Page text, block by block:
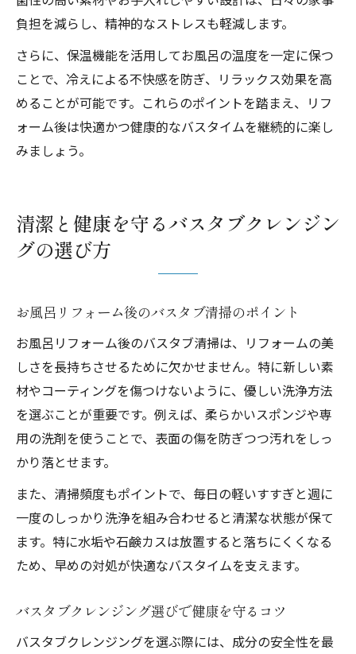
負担を減らし、精神的なストレスも軽減します。
さらに、保温機能を活用してお風呂の温度を一定に保つ
ことで、冷えによる不快感を防ぎ、リラックス効果を高
めることが可能です。これらのポイントを踏まえ、リフ
ォーム後は快適かつ健康的なバスタイムを継続的に楽し
みましょう。
清潔と健康を守るバスタブクレンジン
グの選び方
お風呂リフォーム後のバスタブ清掃のポイント
お風呂リフォーム後のバスタブ清掃は、リフォームの美
しさを長持ちさせるために欠かせません。特に新しい素
材やコーティングを傷つけないように、優しい洗浄方法
を選ぶことが重要です。例えば、柔らかいスポンジや専
用の洗剤を使うことで、表面の傷を防ぎつつ汚れをしっ
かり落とせます。
また、清掃頻度もポイントで、毎日の軽いすすぎと週に
一度のしっかり洗浄を組み合わせると清潔な状態が保て
ます。特に水垢や石鹸カスは放置すると落ちにくくなる
ため、早めの対処が快適なバスタイムを支えます。
バスタブクレンジング選びで健康を守るコツ
バスタブクレンジングを選ぶ際には、成分の安全性を最